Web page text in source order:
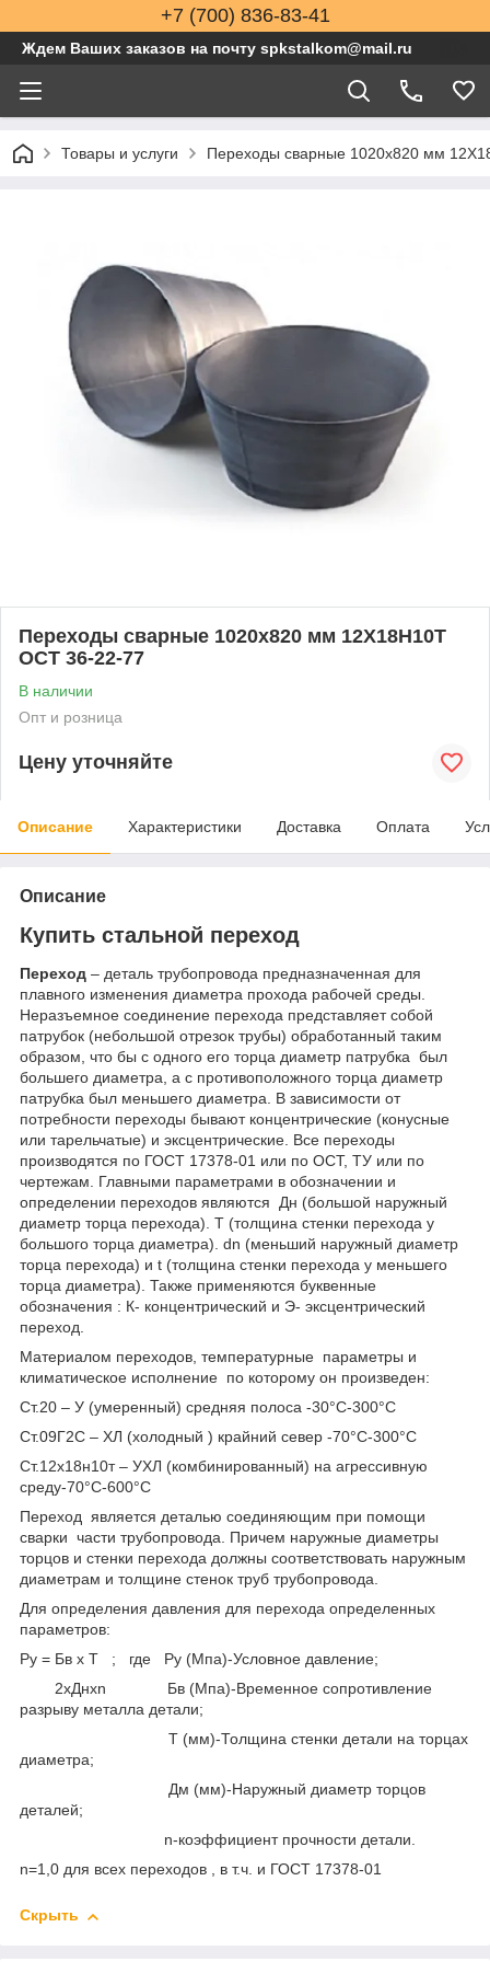
+7 (700) 836-83-41
Ждем Ваших заказов на почту spkstalkom@mail.ru
Товары и услуги Переходы сварные 1020x820 мм
Переходы сварные 1020x820 мм 12Х18Н10Т
ОСТ 36-22-77
В наличии
Опт и розница
Цену уточняйте
Описание Характеристики Доставка Оплата
Описание
Купить стальной переход
Переход – деталь трубопровода предназначенная для
плавного изменения диаметра прохода рабочей среды.
Неразъемное соединение перехода представляет собой
патрубок (небольшой отрезок трубы) обработанный таким
образом, что бы с одного его торца диаметр патрубка был
большего диаметра, а с противоположного торца диаметр
патрубка был меньшего диаметра. В зависимости от
потребности переходы бывают концентрические (конусные
или тарельчатые) и эксцентрические. Все переходы
производятся по ГОСТ 17378-01 или по ОСТ, ТУ или по
чертежам. Главными параметрами в обозначении и
определении переходов являются Дн (большой наружный
диаметр торца перехода). Т (толщина стенки перехода у
большого торца диаметра). dn (меньший наружный диаметр
торца перехода) и t (толщина стенки перехода у меньшего
торца диаметра). Также применяются буквенные
обозначения : К- концентрический и Э- эксцентрический
переход.
Материалом переходов, температурные параметры и
климатическое исполнение по которому он произведен:
Ст.20 – У (умеренный) средняя полоса -30°С-300°С
Ст.09Г2С – ХЛ (холодный ) крайний север -70°С-300°С
Ст.12x18н10т – УХЛ (комбинированный) на агрессивную
среду-70°С-600°С
Переход является деталью соединяющим при помощи
сварки части трубопровода. Причем наружные диаметры
торцов и стенки перехода должны соответствовать наружным
диаметрам и толщине стенок труб трубопровода.
Для определения давления для перехода определенных
параметров:
Ру = Бв x Т ; где Ру (Мпа)-Условное давление;
2xДнxn Бв (Мпа)-Временное сопротивление
разрыву металла детали;
Т (мм)-Толщина стенки детали на торцах
диаметра;
Дм (мм)-Наружный диаметр торцов
деталей;
n-коэффициент прочности детали.
n=1,0 для всех переходов , в т.ч. и ГОСТ 17378-01
Скрыть